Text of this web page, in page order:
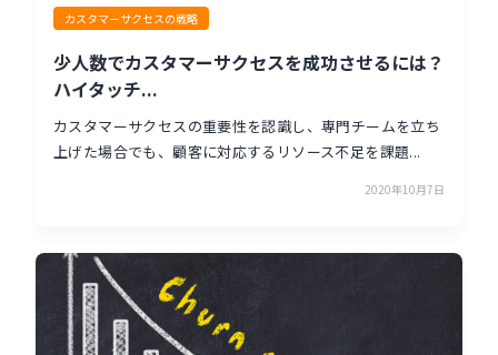
カスタマーサクセスの戦略
少人数でカスタマーサクセスを成功させるには？
ハイタッチ...
カスタマーサクセスの重要性を認識し、専門チームを立ち
上げた場合でも、顧客に対応するリソース不足を課題...
2020年10月7日